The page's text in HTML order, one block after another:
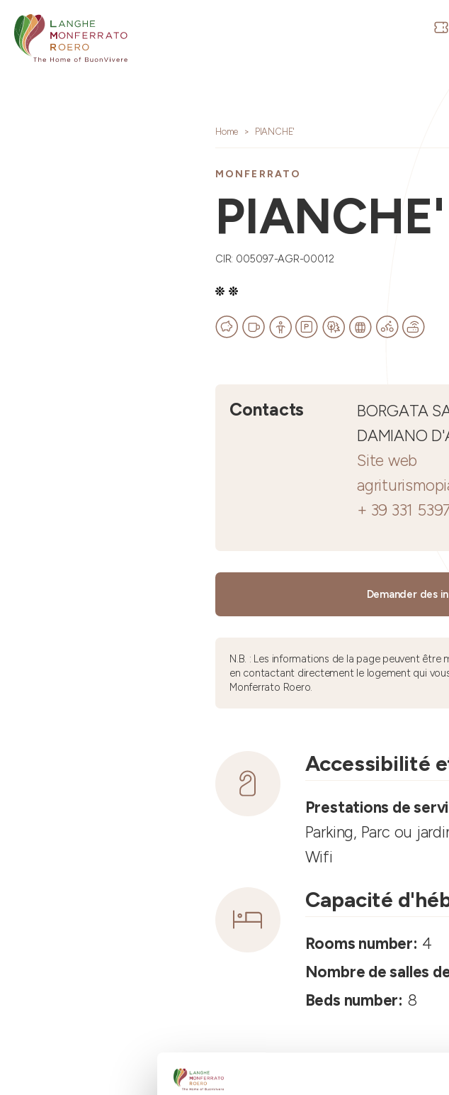
Home PIANCHE'
MONFERRATO
PIANCHE'
CIR: 005097-AGR-00012
Contacts
BORGATA
DAMIANO
Site web
+ 39 331
Demander des
N.B. : Les informations de la page peuvent être
en contactant directement le logement qui
Monferrato Roero.
Accessibilité
Prestations de
Parking, Parc ou
Wifi
Capacité
Rooms number: 4
Nombre de salles
Beds number: 8